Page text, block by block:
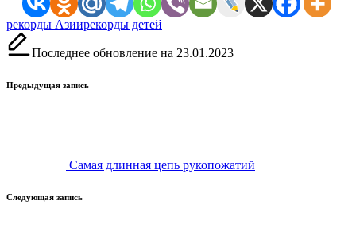
Метки:
рекорды Азиирекорды детей
Последнее обновление на 23.01.2023
Навигация
Предыдущая запись
Самая длинная цепь рукопожатий
Следующая запись